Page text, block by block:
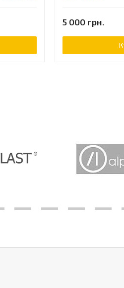
5 000 грн.